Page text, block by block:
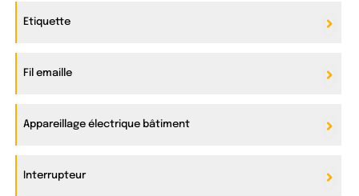
Etiquette
Fil emaille
Appareillage électrique bâtiment
Interrupteur